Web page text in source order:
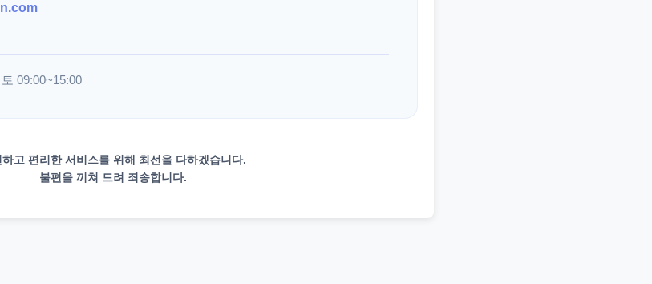
09:00~15:00
하고 편리한 서비스를 위해 최선을 다하겠습니다.
불편을 끼쳐 드려 죄송합니다.